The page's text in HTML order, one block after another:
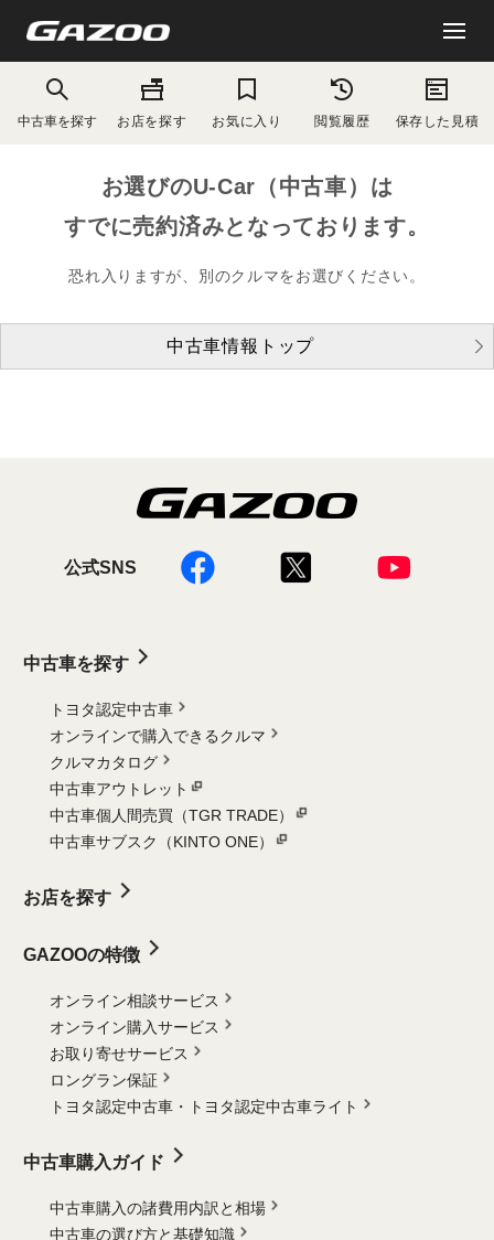
中古車を探す お店を探す お気に入り 閲覧履歴 保存した見積
お選びのU-Car（中古車）は
すでに売約済みとなっております。
恐れ入りますが、別のクルマをお選びください。
中古車情報トップ
公式SNS
中古車を探す
トヨタ認定中古車
オンラインで購入できるクルマ
クルマカタログ
中古車アウトレット
中古車個人間売買（TGR TRADE）
中古車サブスク（KINTO ONE）
お店を探す
GAZOOの特徴
オンライン相談サービス
オンライン購入サービス
お取り寄せサービス
ロングラン保証
トヨタ認定中古車・
トヨタ認定中古車ライト
中古車購入ガイド
中古車購入の諸費用内訳と相場
中古車の選び方と基礎知識